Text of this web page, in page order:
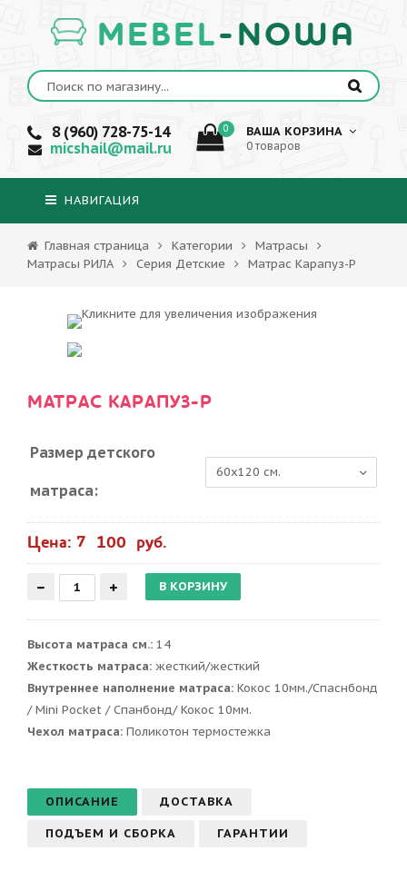
MEBEL-NOWA
8 (960) 728-75-14
micshail@mail.ru
0 ВАША КОРЗИНА
0 товаров
НАВИГАЦИЯ
Главная страница Категории
Матрасы
Матрасы РИЛА
Серия Детские Матрас Карапуз-Р
МАТРАС КАРАПУЗ-Р
Размер детского
матраса:
Цена: 7 100 руб.
Высота матраса см.: 14
Жесткость матраса: жесткий/жесткий
Внутреннее наполнение матраса: Кокос 10мм./Спаснбонд
/ Mini Pocket / Спанбонд/ Кокос 10мм.
Чехол матраса: Поликотон термостежка
ОПИСАНИЕ ДОСТАВКА
ПОДЪЕМ И СБОРКА ГАРАНТИИ